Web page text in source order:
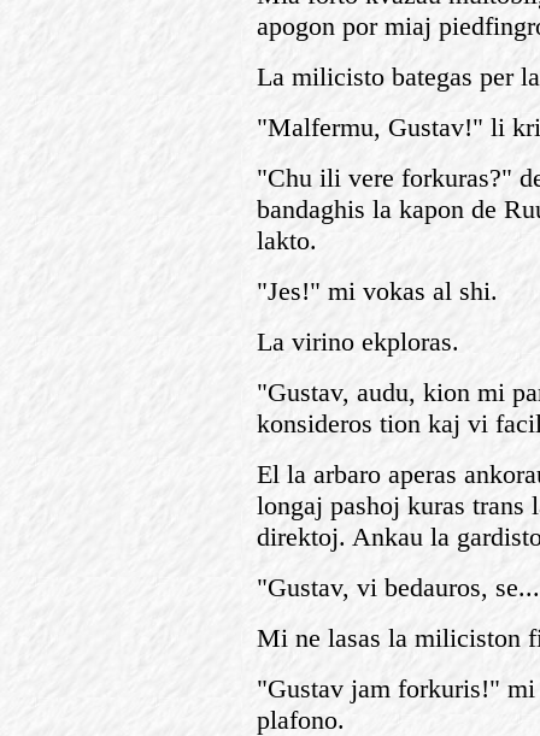
apogon por miaj
La milicisto bategas per
"Malfermu, Gustav!" li
"Chu ili vere forkuras?"
bandaghis la kapon de
lakto.
"Jes!" mi vokas al shi.
La virino ekploras.
"Gustav, audu, kion mi
konsideros tion kaj vi
El la arbaro aperas
longaj pashoj kuras trans
direktoj. Ankau la
"Gustav, vi bedauros,
Mi ne lasas la miliciston
"Gustav jam forkuris!"
plafono.